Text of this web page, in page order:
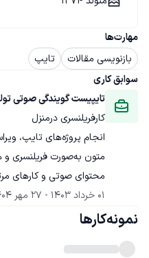
مهارت‌ها
بازنویسی مقالات
تایپ
سوابق کاری
تایپیست گویندگی صوتی
کارفریلنسری درمنزل
محتوای صوتی و کارهای
01 خرداد 1403
- 27 مهر 1404
نمونه‌کارها